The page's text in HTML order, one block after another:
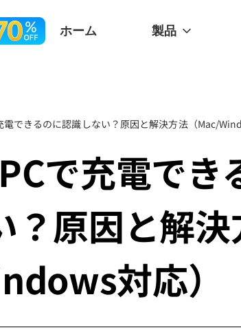
ホーム 製品
できるのに認識しない？原因と解決方法（Mac/
で充電でき
？原因と解
対応）